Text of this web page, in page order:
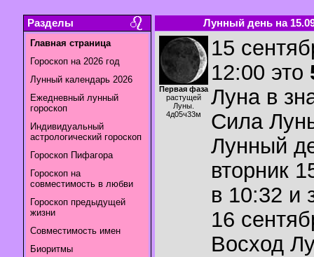
Разделы
Главная страница
Гороскоп на 2026 год
Лунный календарь 2026
Ежедневный лунный
гороскоп
Индивидуальный
астрологический гороскоп
Гороскоп Пифагора
Гороскоп на
совместимость в любви
Гороскоп предыдущей
жизни
Совместимость имен
Биоритмы
Лунный день на
Первая фаза
растущей
Луны.
4д05ч33м
15
12:00 это
Луна в
Сила
Лунный
вторник
в 10:32 и
16
Восход